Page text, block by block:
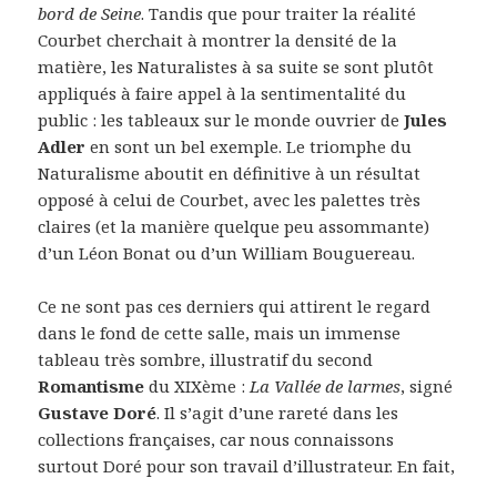
bord de Seine. Tandis que pour traiter la réalité
Courbet cherchait à montrer la densité de la
matière, les Naturalistes à sa suite se sont plutôt
appliqués à faire appel à la sentimentalité du
public : les tableaux sur le monde ouvrier deJules
Adler en sont un bel exemple. Le triomphe du
Naturalisme aboutit en définitive à un résultat
opposé à celui de Courbet, avec les palettes très
claires (et la manière quelque peu assommante)
d’un Léon Bonat ou d’un William Bouguereau.
Ce ne sont pas ces derniers qui attirent le regard
dans le fond de cette salle, mais un immense
tableau très sombre, illustratif du second
Romantisme du XIXème : La Vallée de larmes, signé
Gustave Doré. Il s’agit d’une rareté dans les
collections françaises, car nous connaissons
surtout Doré pour son travail d’illustrateur. En fait,